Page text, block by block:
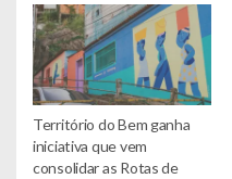
Território do Bem ganha
iniciativa que vem
consolidar as Rotas de